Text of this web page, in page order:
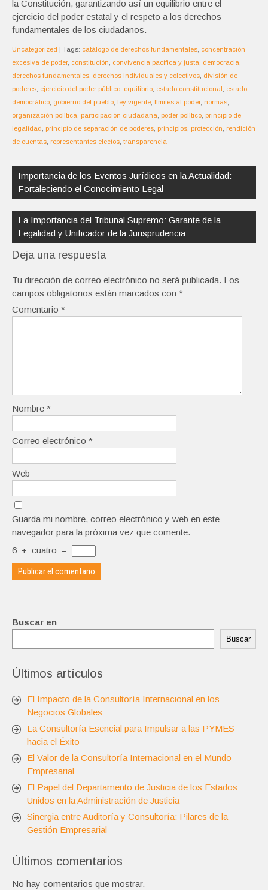
la Constitución, garantizando así un equilibrio entre el
ejercicio del poder estatal y el respeto a los derechos
fundamentales de los ciudadanos.
Uncategorized | Tags: catálogo de derechos fundamentales, concentración
excesiva de poder, constitución, convivencia pacífica y justa, democracia,
derechos fundamentales, derechos individuales y colectivos, división de
poderes, ejercicio del poder público, equilibrio, estado constitucional , estado
democrático, gobierno del pueblo, ley vigente, límites al poder, normas,
organización política, participación ciudadana, poder político, principio de
legalidad , principio de separación de poderes, principios, protección, rendición
de cuentas, representantes electos, transparencia
de
entradas
Importancia de los Eventos Jurídicos en la Actualidad:
Fortaleciendo el Conocimiento Legal
La Importancia del Tribunal Supremo: Garante de la
Legalidad y Unificador de la Jurisprudencia
Deja una respuesta
Tu dirección de correo electrónico no será publicada. Los
campos obligatorios están marcados con *
Comentario *
Nombre *
Correo electrónico *
Web
Guarda mi nombre, correo electrónico y web en este
navegador para la próxima vez que comente.
6 + cuatro =
Buscar en
Buscar
Últimos artículos
El Impacto de la Consultoría Internacional en los
Negocios Globales
La Consultoría Esencial para Impulsar a las PYMES
hacia el Éxito
El Valor de la Consultoría Internacional en el Mundo
Empresarial
El Papel del Departamento de Justicia de los Estados
Unidos en la Administración de Justicia
Sinergia entre Auditoría y Consultoría: Pilares de la
Gestión Empresarial
Últimos comentarios
No hay comentarios que mostrar.